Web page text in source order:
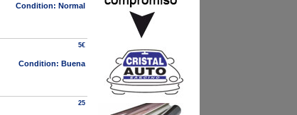
Condition: Normal
5€
Condition: Buena
25